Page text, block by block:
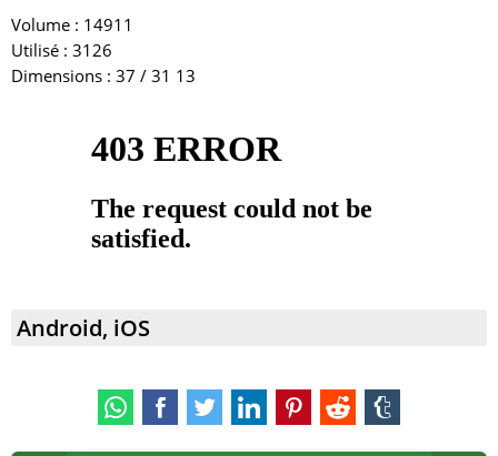
Volume : 14911
Utilisé : 3126
Dimensions : 37 / 31 13
Android, iOS